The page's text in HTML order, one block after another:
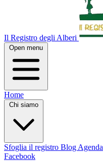
Il Registro degli Alberi
Open menu
Home
Chi siamo
Sfoglia il registro Blog Agenda
Facebook